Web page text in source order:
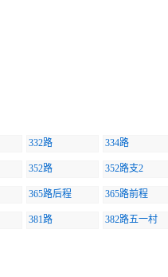
332路 334路
352路 352路支2
365路后程 365路前程
381路 382路五一村